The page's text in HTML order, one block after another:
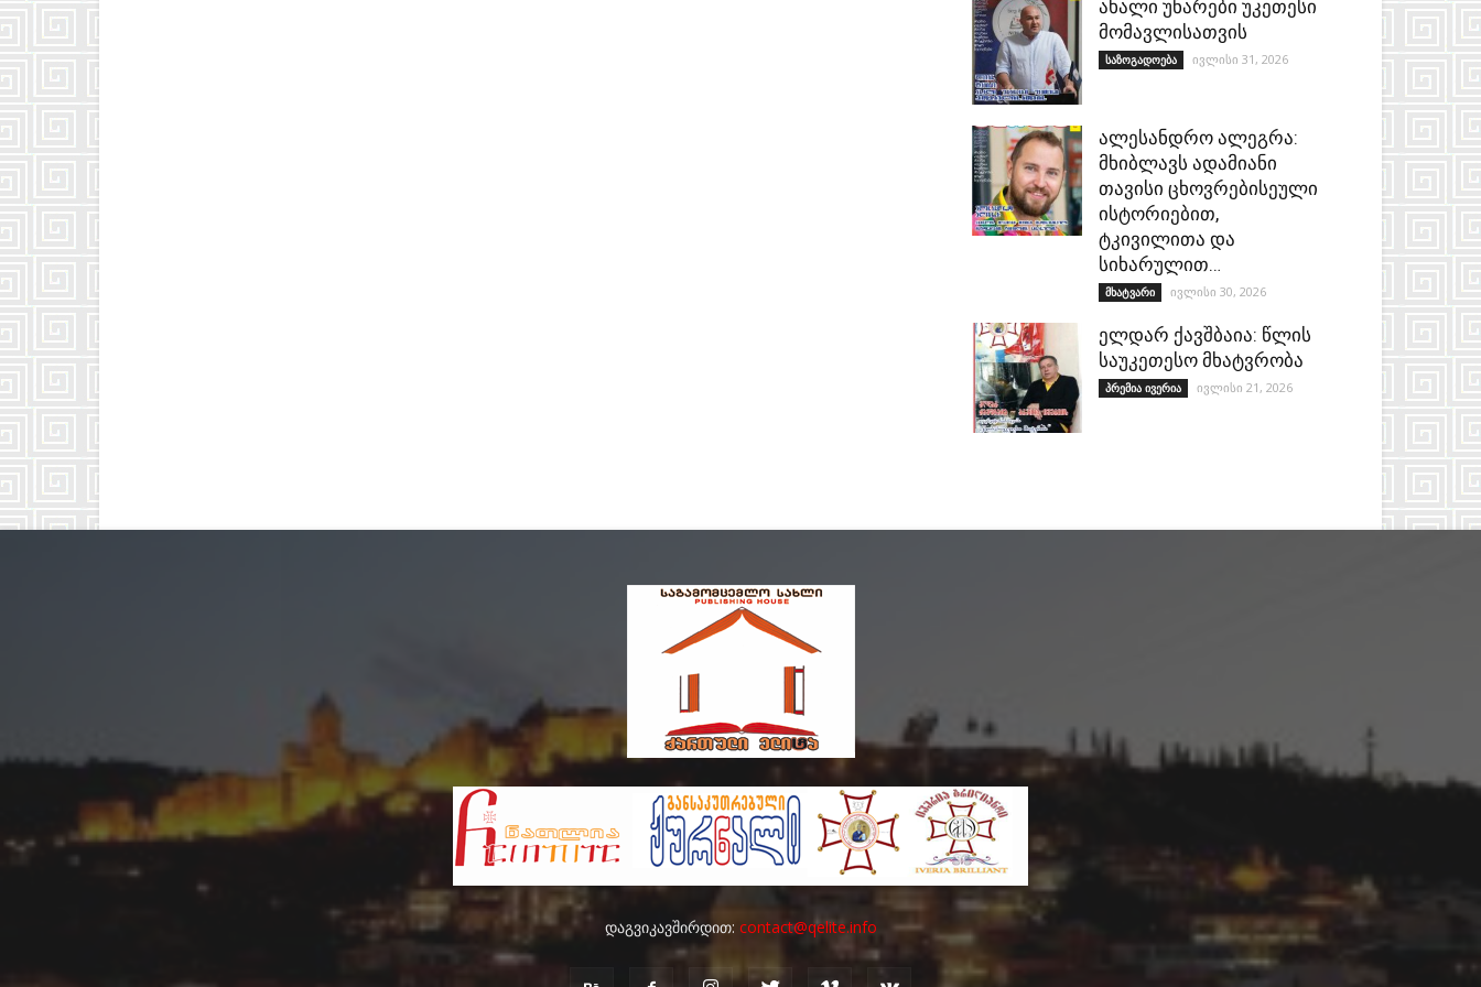
ახალი უნარები უკეთესი
მომავლისათვის
საზოგადოება ივლისი 31, 2026
ალესანდრო ალეგრა:
მხიბლავს ადამიანი
თავისი ცხოვრებისეული
ისტორიებით,
ტკივილითა და
სიხარულით…
მხატვარი ივლისი 30, 2026
ელდარ ქავშბაია: წლის
საუკეთესო მხატვრობა
პრემია ივერია ივლისი 21, 2026
დაგვიკავშირდით: contact@qelite.info